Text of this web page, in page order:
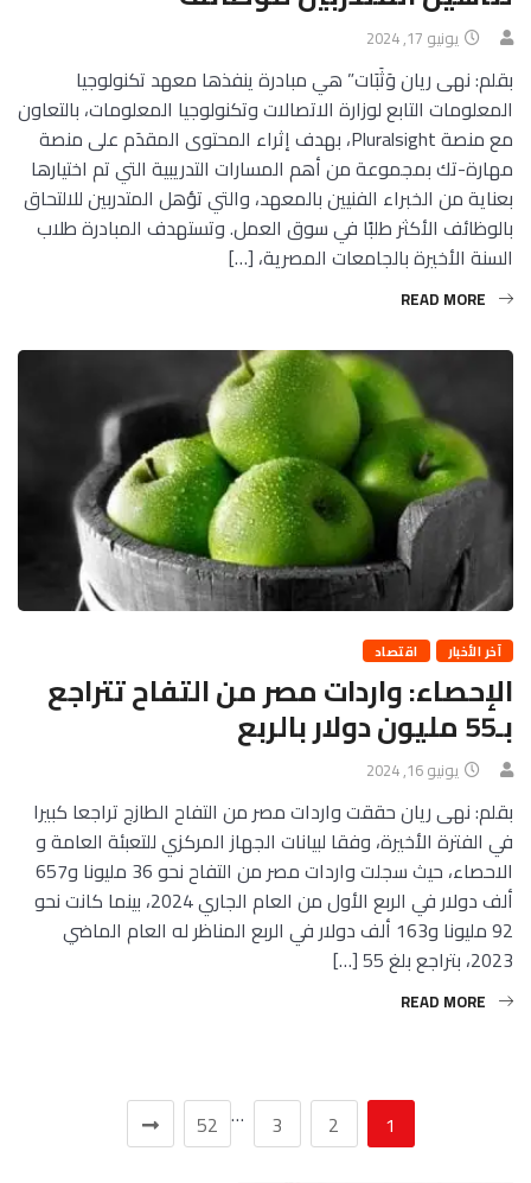
يونيو 17, 2024
بقلم: نهى ريان وَثَبَات” هي مبادرة ينفذها معهد تكنولوجيا
المعلومات التابع لوزارة الاتصالات وتكنولوجيا المعلومات، بالتعاون
مع منصة Pluralsight، بهدف إثراء المحتوى المقدَم على منصة
مهارة-تك بمجموعة من أهم المسارات التدريبية التي تم اختيارها
بعناية من الخبراء الفنيين بالمعهد، والتي تؤهل المتدربين للالتحاق
بالوظائف الأكثر طلبًا في سوق العمل. وتستهدف المبادرة طلاب
السنة الأخيرة بالجامعات المصرية، […]
READ MORE
آخر الأخبار اقتصاد
الإحصاء: واردات مصر من التفاح تتراجع
بـ55 مليون دولار بالربع
يونيو 16, 2024
بقلم: نهى ريان حققت واردات مصر من التفاح الطازج تراجعا كبيرا
في الفترة الأخيرة، وفقا لبيانات الجهاز المركزي للتعبئة العامة و
الاحصاء، حيث سجلت واردات مصر من التفاح نحو 36 مليونا و657
ألف دولار في الربع الأول من العام الجاري 2024، بينما كانت نحو
92 مليونا و163 ألف دولار في الربع المناظر له العام الماضي
2023، بتراجع بلغ 55 […]
READ MORE
1
2
3
…
52